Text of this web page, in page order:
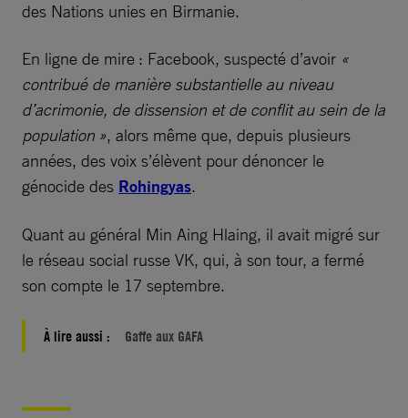
des Nations unies en Birmanie.
En ligne de mire : Facebook, suspecté d’avoir «
contribué de manière substantielle au niveau
d’acrimonie, de dissension et de conflit au sein de la
population », alors même que, depuis plusieurs
années, des voix s’élèvent pour dénoncer le
génocide des Rohingyas.
Quant au général Min Aing Hlaing, il avait migré sur
le réseau social russe VK, qui, à son tour, a fermé
son compte le 17 septembre.
À lire aussi : Gaffe aux GAFA